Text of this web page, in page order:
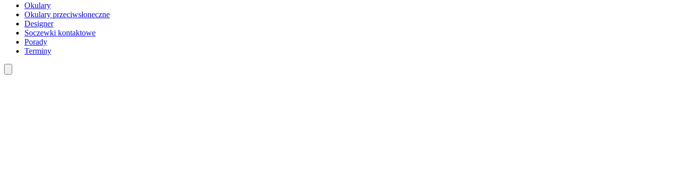
Okulary
Okulary przeciwsłoneczne
Designer
Soczewki kontaktowe
Porady
Terminy